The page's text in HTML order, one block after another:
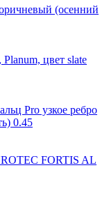
(осенний
цвет slate
Pro узкое ребро
0.45
FORTIS AL